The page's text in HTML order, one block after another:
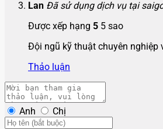
Lan Đã sử dụng dịch vụ tại
Được xếp hạng 5 5 sao
Đội ngũ kỹ thuật chuyên nghiệp
Thảo luận
Anh Chị